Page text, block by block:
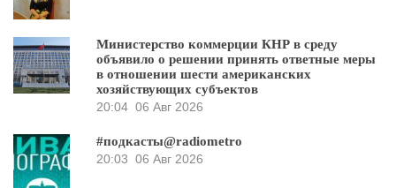
Министерство коммерции КНР в среду
объявило о решении принять ответные меры
в отношении шести американских
хозяйствующих субъектов
20:04 06 Авг 2026
#подкасты@radiometro
20:03 06 Авг 2026